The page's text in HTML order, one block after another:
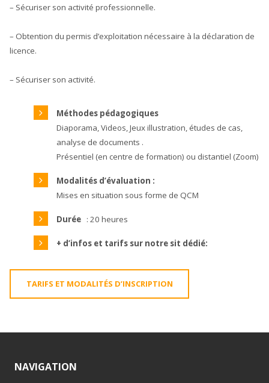
– Sécuriser son activité professionnelle.
– Obtention du permis d’exploitation nécessaire à la déclaration de
licence.
– Sécuriser son activité.
Méthodes pédagogiques
Diaporama, Videos, Jeux illustration, études de cas,
analyse de documents .
Présentiel (en centre de formation) ou distantiel (Zoom)
Modalités d’évaluation :
Mises en situation sous forme de QCM
Durée : 20 heures
+ d’infos et tarifs sur notre sit dédié:
TARIFS ET MODALITÉS D’INSCRIPTION
NAVIGATION